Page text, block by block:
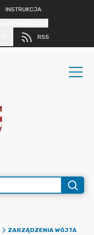
INSTRUKCJA
RSS
ZARZĄDZENIA WÓJTA